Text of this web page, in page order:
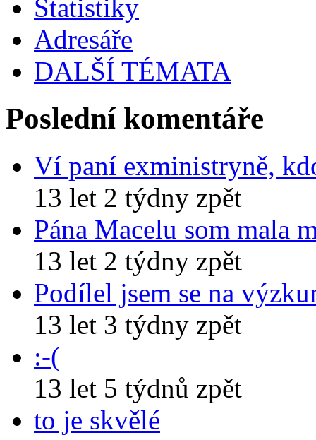
Statistiky
Adresáře
DALŠÍ TÉMATA
Poslední komentáře
Ví paní exministryně,
13 let 2 týdny zpět
Pána Macelu som mala
13 let 2 týdny zpět
Podílel jsem se na
13 let 3 týdny zpět
:-(
13 let 5 týdnů zpět
to je skvělé